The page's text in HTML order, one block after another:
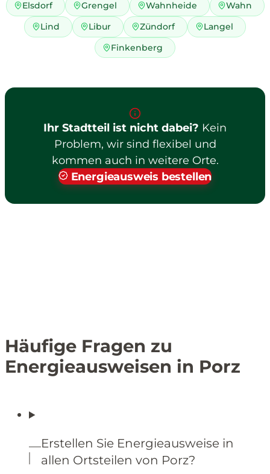
Elsdorf Grengel Wahnheide Wahn
Lind Libur Zündorf Langel
Finkenberg
Ihr Stadtteil ist nicht dabei? Kein
Problem, wir sind flexibel und
kommen auch in weitere Orte.
Energieausweis bestellen
Häufige Fragen zu
Energieausweisen in Porz
Erstellen Sie Energieausweise in
allen Ortsteilen von Porz?